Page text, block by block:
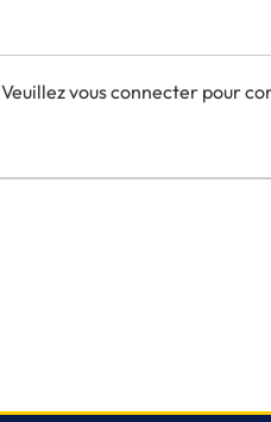
Veuillez vous connecter pour